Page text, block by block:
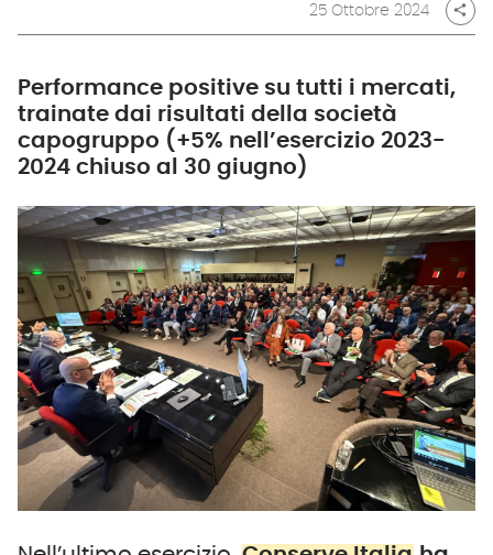
25 Ottobre 2024 share
Performance positive su tutti i mercati,
trainate dai risultati della società
capogruppo (+5% nell’esercizio 2023-
2024 chiuso al 30 giugno)